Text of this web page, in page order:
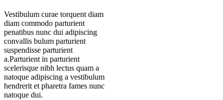
Vestibulum curae torquent diam
diam commodo parturient
penatibus nunc dui adipiscing
convallis bulum parturient
suspendisse parturient
a.Parturient in parturient
scelerisque nibh lectus quam a
natoque adipiscing a vestibulum
hendrerit et pharetra fames nunc
natoque dui.